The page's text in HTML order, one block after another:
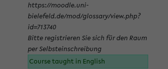
https://moodle.uni-
bielefeld.de/mod/glossary/view.php?
id=713740
Bitte registrieren Sie sich für den Raum
per Selbsteinschreibung
Course taught in English